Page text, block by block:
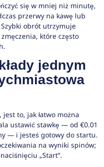
się w mniej niż minutę,
przerwy na kawę lub
obrót utrzymuje
które często
jednym
to, jak łatwo można
ustawić stawkę — od €0.01
— i jesteś gotowy do startu.
na wyniki spinów;
„Start”.